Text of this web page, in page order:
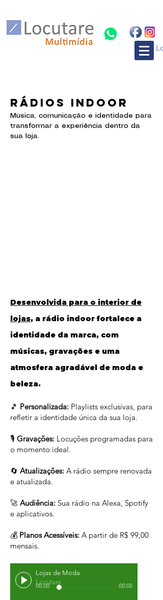
Rádios Indoor
Música, comunicação e identidade para
transformar a experiência dentro da
sua loja.
Desenvolvida para o interior de
lojas, a rádio indoor fortalece a
identidade da marca, com
músicas, gravações e uma
atmosfera agradável de moda e
beleza.
🎵 Personalizada: Playlists exclusivas, para
refletir a identidade única da sua loja.
🎙️ Gravações: Locuções programadas para
o momento ideal.
🔄 Atualizações: A rádio sempre renovada
e atualizada.
🚀 Audiência: Sua rádio na Alexa, Spotify
e aplicativos.
💰 Planos Acessíveis: A partir de R$ 99,00
mensais.
📞 Entre em contato conosco!
Lojas de Moda
Locutare
00:00 00:00